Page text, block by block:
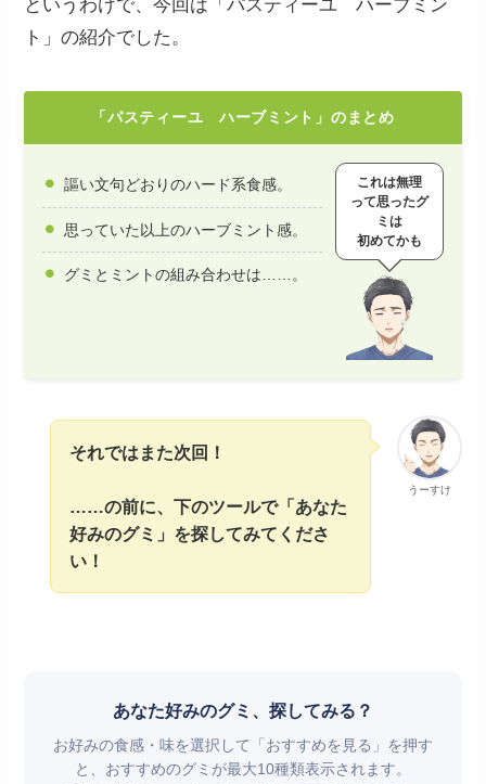
というわけで、今回は「パスティーユ ハーブミン
ト」の紹介でした。
「パスティーユ ハーブミント」のまとめ
謳い文句どおりのハード系食感。
思っていた以上のハーブミント感。
グミとミントの組み合わせは……。
これは無理
って思ったグ
ミは
初めてかも
うーすけ
それではまた次回！
……の前に、下のツールで「あなた
好みのグミ」を探してみてくださ
い！
あなた好みのグミ、探してみる？
お好みの食感・味を選択して「おすすめを見る」を押す
と、おすすめのグミが最大10種類表示されます。